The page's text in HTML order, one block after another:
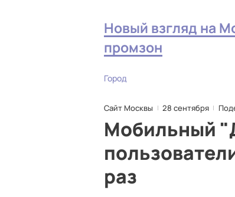
Новый взгляд на
промзон
Город
Сайт Москвы 28 сентября
Мобильный
раз